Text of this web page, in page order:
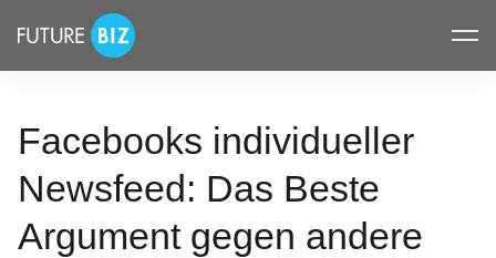
überspringen
FUTUREBIZ
Facebooks individueller
Newsfeed: Das Beste
Argument gegen andere